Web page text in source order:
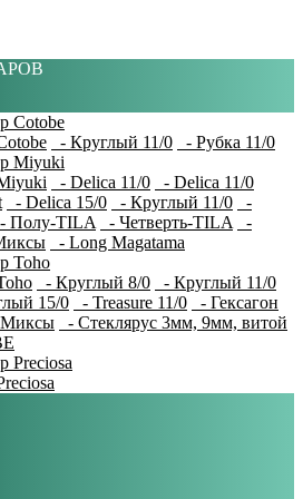
- Круглый 11/0 - Рубка 11/0
- Delica 11/0
- Delica 11/0
- Delica 15/0 - Круглый 11/0
-
- Полу-TILA - Четверть-TILA
-
- Long Magatama
- Круглый 8/0
- Круглый 11/0
15/0
- Treasure 11/0
- Гексагон
- Стеклярус 3мм, 9мм, витой